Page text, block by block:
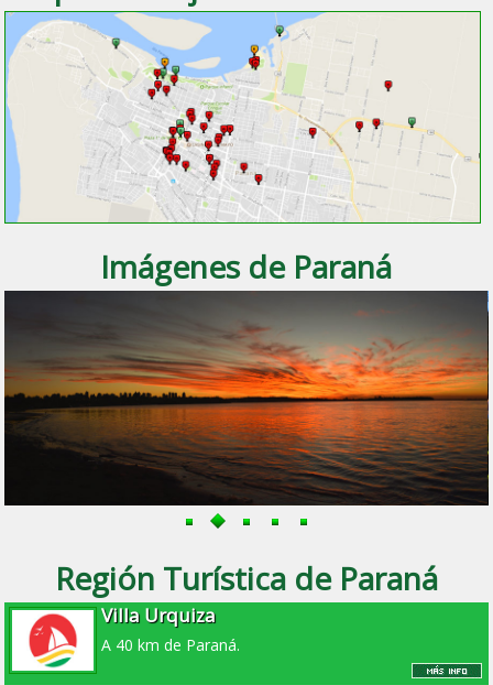
Imágenes de Paraná
Región Turística de Paraná
Villa Urquiza
A 40 km de Paraná.